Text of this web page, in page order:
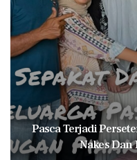
Pasca Terjadi
Nakes